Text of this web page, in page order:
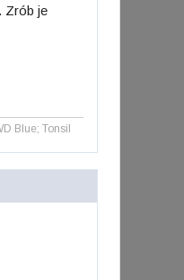
Zrób je
Blue; Tonsil